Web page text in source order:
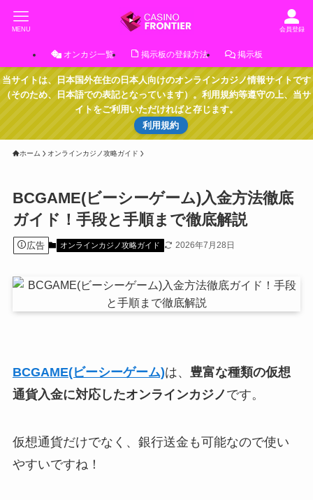
会員登録
MENU
オンカジ一覧 掲示板の登録方法 掲示板
当サイトは、日本国外在住の日本人向けのオンラインカジノ情報サイトです
（そのため、日本語での表記となっています）。利用規約等遵守の上、当サ
イトをご利用いただければと存じます。
利用規約
ホーム オンラインカジノ攻略ガイド
BCGAME(ビーシーゲーム)入金方法徹底
ガイド！手段と手順まで徹底解説
広告 オンラインカジノ攻略ガイド 2026年7月28日
BCGAME(ビーシーゲーム)は、 豊富な種類の仮想
通貨入金に対応したオンラインカジノ です。
仮想通貨だけでなく、銀行送金も可能なので使い
やすいですね！